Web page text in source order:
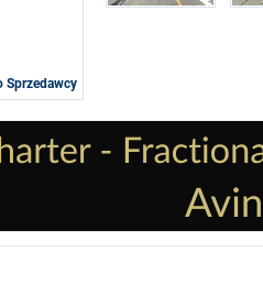
Sprzedawcy